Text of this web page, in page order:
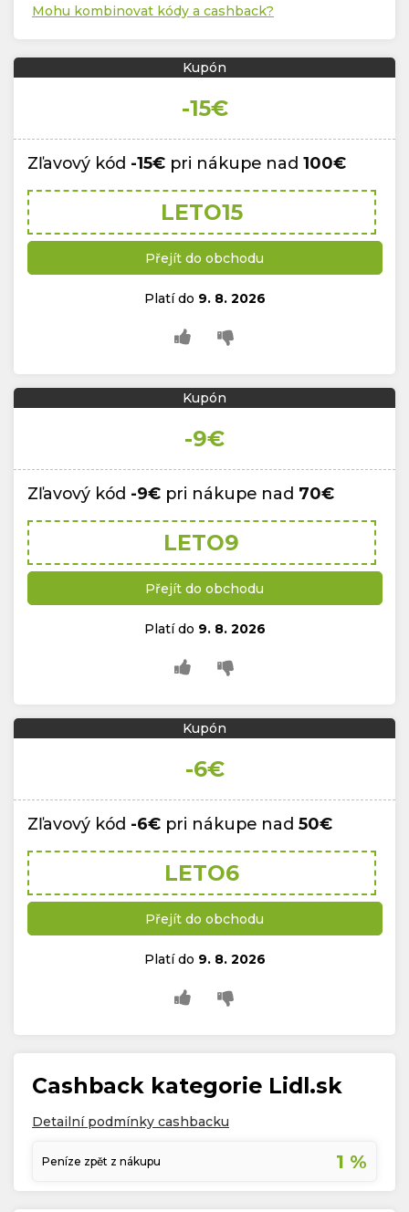
Mohu kombinovat kódy a cashback?
Kupón
-15€
Zľavový kód -15€pri nákupe nad 100€
LETO15
Přejít do obchodu
Platí do 9. 8. 2026
Kupón
-9€
Zľavový kód -9€pri nákupe nad 70€
LETO9
Přejít do obchodu
Platí do 9. 8. 2026
Kupón
-6€
Zľavový kód -6€pri nákupe nad 50€
LETO6
Přejít do obchodu
Platí do 9. 8. 2026
Cashback kategorie Lidl.sk
Detailní podmínky cashbacku
Peníze zpět z nákupu 1 %